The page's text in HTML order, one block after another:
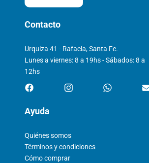
Contacto
Urquiza 41 - Rafaela, Santa Fe.
Lunes a viernes: 8 a 19hs - Sábados: 8 a
12hs
Ayuda
Quiénes somos
Términos y condiciones
Cómo comprar